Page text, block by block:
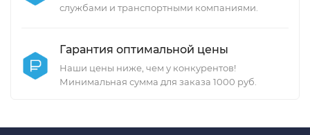
службами и транспортными компаниями.
Гарантия оптимальной цены
Наши цены ниже, чем у конкурентов!
Минимальная сумма для заказа 1000 руб.